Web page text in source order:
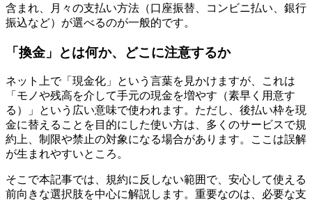
含まれ、月々の支払い方法（口座振替、コンビニ払い、銀行
振込など）が選べるのが一般的です。
「換金」とは何か、どこに注意するか
ネット上で「現金化」という言葉を見かけますが、これは
「モノや残高を介して手元の現金を増やす（素早く用意す
る）」という広い意味で使われます。ただし、後払い枠を現
金に替えることを目的にした使い方は、多くのサービスで規
約上、制限や禁止の対象になる場合があります。ここは誤解
が生まれやすいところ。
そこで本記事では、規約に反しない範囲で、安心して使える
前向きな選択肢を中心に解説します。重要なのは、必要な支